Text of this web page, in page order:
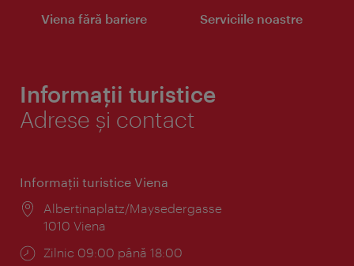
Viena fără bariere Serviciile noastre
Informații turistice
Adrese și contact
Informaţii turistice Viena
Locul:
Albertinaplatz/Maysedergasse
1010 Viena
Program:
Zilnic 09:00 până 18:00